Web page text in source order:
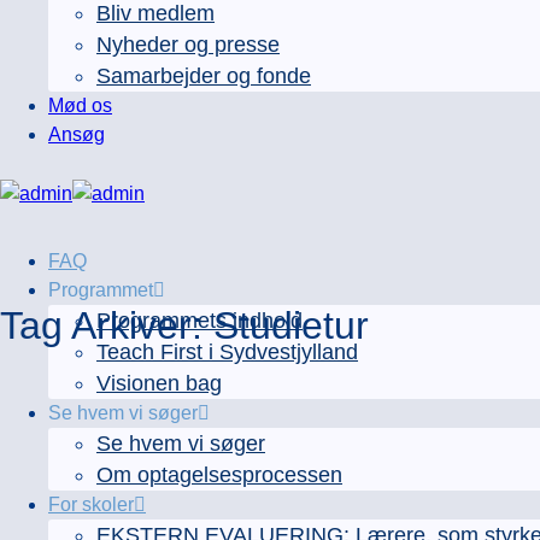
Bliv medlem
Nyheder og presse
Samarbejder og fonde
Mød os
Ansøg
FAQ
Programmet
Programmets indhold
Teach First i Sydvestjylland
Visionen bag
Se hvem vi søger
Se hvem vi søger
Om optagelsesprocessen
For skoler
EKSTERN EVALUERING: Lærere, som
Tag Arkiver:Studietur